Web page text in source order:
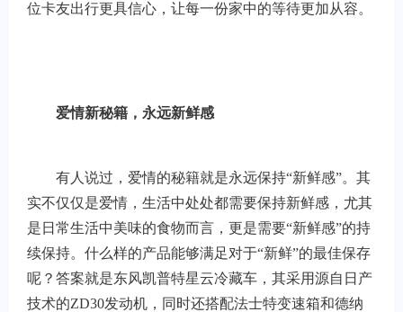
位卡友出行更具信心，让每一份家中的等待更加从容。
爱情新秘籍，永远新鲜感
有人说过，爱情的秘籍就是永远保持“新鲜感”。其
实不仅仅是爱情，生活中处处都需要保持新鲜感，尤其
是日常生活中美味的食物而言，更是需要“新鲜感”的持
续保持。什么样的产品能够满足对于“新鲜”的最佳保存
呢？答案就是东风凯普特星云冷藏车，其采用源自日产
技术的ZD30发动机，同时还搭配法士特变速箱和德纳